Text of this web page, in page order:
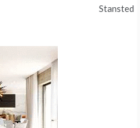
Stansted